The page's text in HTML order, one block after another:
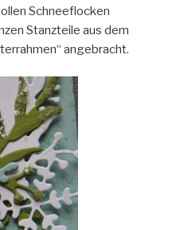
Schneeflocken
Stanzteile aus dem
angebracht.